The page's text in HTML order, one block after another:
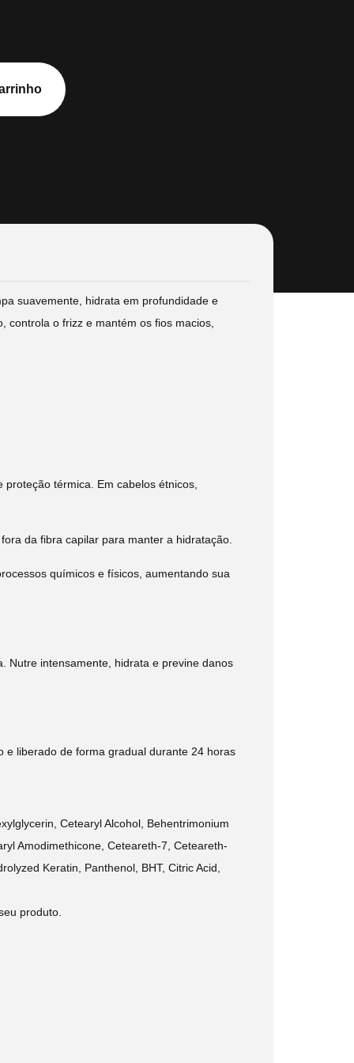
suavemente, hidrata em profundidade e
controla o frizz e mantém os fios macios,
térmica. Em cabelos étnicos,
da fibra capilar para manter a hidratação.
químicos e físicos, aumentando sua
Nutre intensamente, hidrata e previne danos
e liberado de forma gradual durante 24 horas
Cetearyl Alcohol, Behentrimonium
Amodimethicone, Ceteareth-7, Ceteareth-
Keratin, Panthenol, BHT, Citric Acid,
produto.